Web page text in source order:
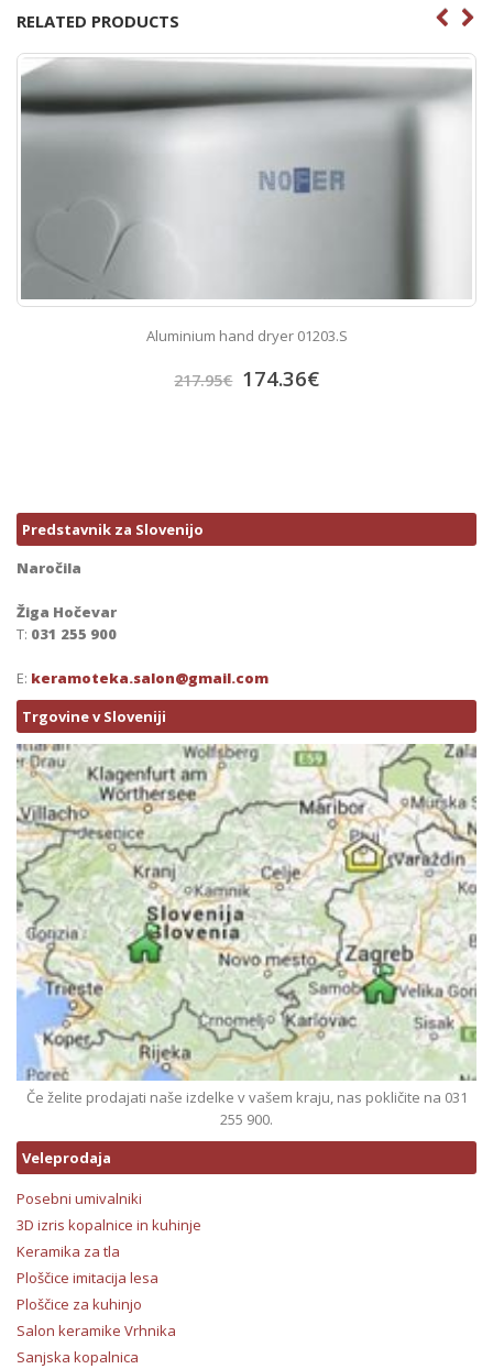
RELATED PRODUCTS
Aluminium hand dryer 01203.S
217.95€ 174.36€
Predstavnik za Slovenijo
Naročila
Žiga Hočevar
T: 031 255 900
E: keramoteka.salon@gmail.com
Trgovine v Sloveniji
Če želite prodajati naše izdelke v vašem kraju, nas pokličite na 031
255 900.
Veleprodaja
Posebni umivalniki
3D izris kopalnice in kuhinje
Keramika za tla
Ploščice imitacija lesa
Ploščice za kuhinjo
Salon keramike Vrhnika
Sanjska kopalnica